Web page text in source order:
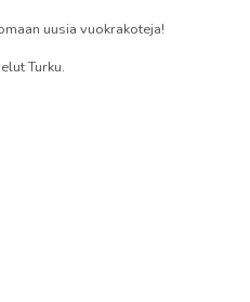
uusia vuokrakoteja!
Turku.